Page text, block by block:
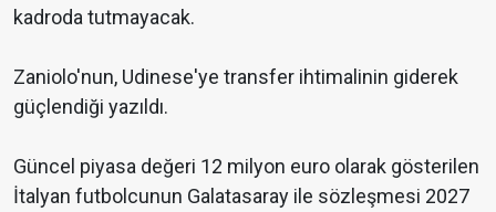
kadroda tutmayacak.
Zaniolo'nun, Udinese'ye transfer ihtimalinin giderek
güçlendiği yazıldı.
Güncel piyasa değeri 12 milyon euro olarak gösterilen
İtalyan futbolcunun Galatasaray ile sözleşmesi 2027